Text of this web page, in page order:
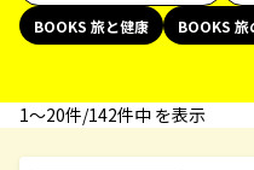
BOOKS 旅と健康
BOOKS 旅
1〜20件/142件中 を表示